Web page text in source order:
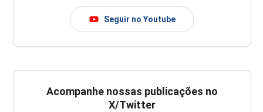
Seguir no Youtube
Acompanhe nossas publicações no
X/Twitter